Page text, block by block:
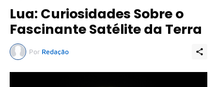
Lua: Curiosidades Sobre o
Fascinante Satélite da Terra
Por Redação